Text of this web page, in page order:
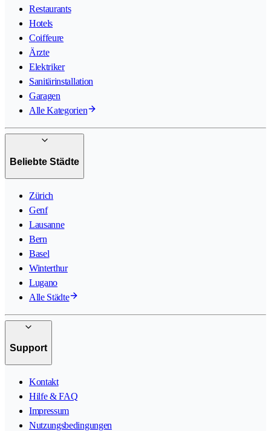
Restaurants
Hotels
Coiffeure
Ärzte
Elektriker
Sanitärinstallation
Garagen
Alle Kategorien
Beliebte Städte
Zürich
Genf
Lausanne
Bern
Basel
Winterthur
Lugano
Alle Städte
Support
Kontakt
Hilfe & FAQ
Impressum
Nutzungsbedingungen